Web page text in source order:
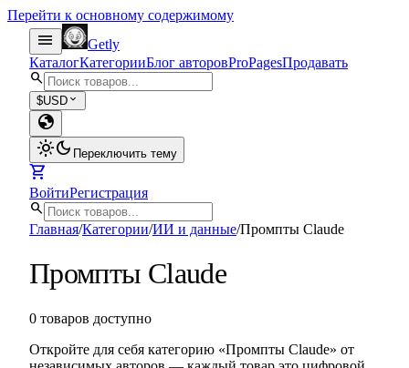
Перейти к основному содержимому
menu
Getly
КаталогКатегорииБлог авторовProPagesПродавать
search
$USD expand_more
globe
light_modedark_mode Переключить тему
shopping_cart
ВойтиРегистрация
search
Главная/Категории/ИИ и данные/Промпты Claude
Промпты Claude
0 товаров доступно
Откройте для себя категорию «Промпты Claude» от